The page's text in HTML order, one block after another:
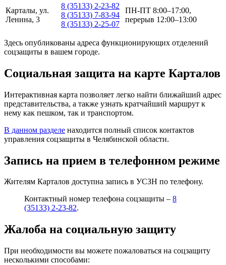
Карталы, ул.
Ленина, 3
8 (35133) 2-23-82
8 (35133) 7-83-94
8 (35133) 2-25-07
ПН-ПТ 8:00–17:00,
перерыв 12:00–13:00
Здесь опубликованы адреса функционирующих отделений
соцзащиты в вашем городе.
Социальная защита на карте Карталов
Интерактивная карта позволяет легко найти ближайший адрес
представительства, а также узнать кратчайший маршрут к
нему как пешком, так и транспортом.
В данном разделе находится полный список контактов
управления соцзащиты в Челябинской области.
Запись на прием в телефонном режиме
Жителям Карталов доступна запись в УСЗН по телефону.
Контактный номер телефона соцзащиты – 8
(35133) 2-23-82.
Жалоба на социальную защиту
При необходимости вы можете пожаловаться на соцзащиту
несколькими способами: